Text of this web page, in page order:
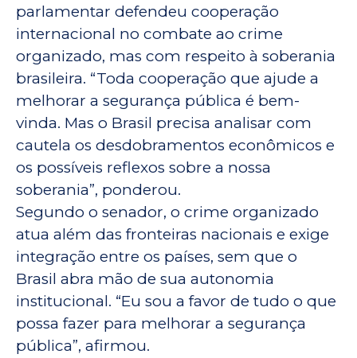
parlamentar defendeu cooperação
internacional no combate ao crime
organizado, mas com respeito à soberania
brasileira. “Toda cooperação que ajude a
melhorar a segurança pública é bem-
vinda. Mas o Brasil precisa analisar com
cautela os desdobramentos econômicos e
os possíveis reflexos sobre a nossa
soberania”, ponderou.
Segundo o senador, o crime organizado
atua além das fronteiras nacionais e exige
integração entre os países, sem que o
Brasil abra mão de sua autonomia
institucional. “Eu sou a favor de tudo o que
possa fazer para melhorar a segurança
pública”, afirmou.